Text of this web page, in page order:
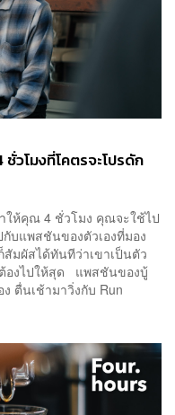
วโมงที่โคตรจะโปรดัก
ให้คุณ 4 ชั่วโมง คุณจะใช้ไป
บแพสชันของตัวเองที่มอง
มผัสได้ทันทีว่าเขาเป็นตัว
องไปให้สุด แพสชันของบู้
ตื่นเช้ามาวิ่งกับ Run